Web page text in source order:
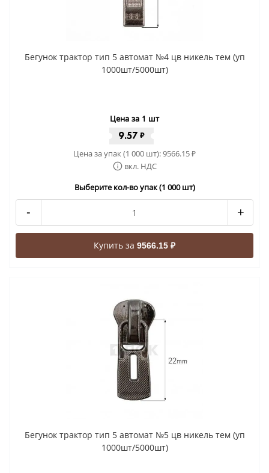
Бегунок трактор тип 5 автомат №4 цв никель тем (уп
1000шт/5000шт)
Цена за 1 шт
9.57₽
Цена за упак (1 000 шт):9566.15₽
вкл. НДС
Выберите кол-во упак (1 000 шт)
- +
Купить за 9566.15 ₽
Бегунок трактор тип 5 автомат №5 цв никель тем (уп
1000шт/5000шт)